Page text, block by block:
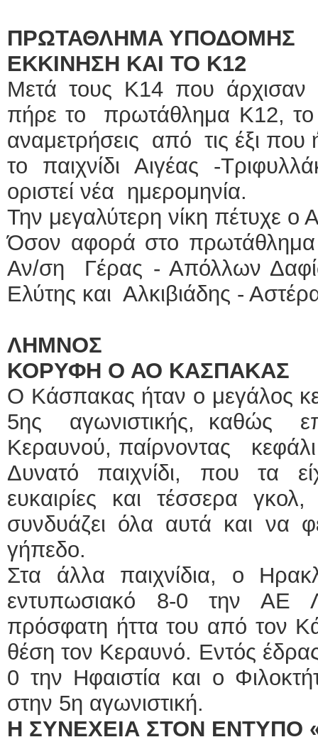
ΠΡΩΤΑΘΛΗΜΑ ΥΠΟΔΟΜΗΣ
ΕΚΚΙΝΗΣΗ ΚΑΙ ΤΟ Κ12
Μετά τους Κ14 που άρχισαν
πήρε το πρωτάθλημα Κ12, το
αναμετρήσεις από τις έξι
το παιχνίδι Αιγέας -
οριστεί νέα ημερομηνία.
Την μεγαλύτερη νίκη πέτυχε ο
Όσον αφορά στο πρωτάθλημα
Αν/ση Γέρας - Απόλλων
Ελύτης και Αλκιβιάδης -
ΛΗΜΝΟΣ
ΚΟΡΥΦΗ Ο ΑΟ ΚΑΣΠΑΚΑΣ
Ο Κάσπακας ήταν ο μεγάλος
5ης αγωνιστικής, καθώς
Κεραυνού, παίρνοντας
Δυνατό παιχνίδι, που τα
ευκαιρίες και τέσσερα
συνδυάζει όλα αυτά και να
γήπεδο.
Στα άλλα παιχνίδια, ο
εντυπωσιακό 8-0 την ΑΕ
πρόσφατη ήττα του από τον
θέση τον Κεραυνό. Εντός
0 την Ηφαιστία και ο
στην 5η αγωνιστική.
Η ΣΥΝΕΧΕΙΑ ΣΤΟΝ ΕΝΤΥΠΟ